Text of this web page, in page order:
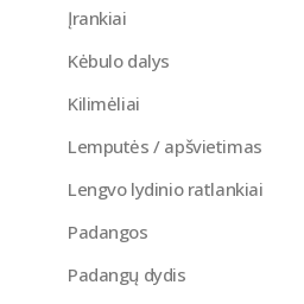
Įrankiai
Kėbulo dalys
Kilimėliai
Lemputės / apšvietimas
Lengvo lydinio ratlankiai
Padangos
Padangų dydis